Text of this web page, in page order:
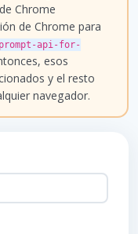
Chrome
de Chrome para
api-for-
esos
y el resto
navegador.